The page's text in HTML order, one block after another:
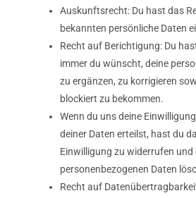
Auskunftsrecht: Du hast das
bekannten persönliche Daten
Recht auf Berichtigung: Du
immer du wünscht, deine
zu ergänzen, zu korrigieren
blockiert zu bekommen.
Wenn du uns deine
deiner Daten erteilst, hast du
Einwilligung zu widerrufen und
personenbezogenen Daten
Recht auf